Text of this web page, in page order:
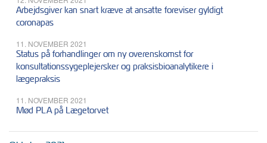
Arbejdsgiver kan snart kræve at ansatte foreviser gyldigt
coronapas
11. NOVEMBER 2021
Status på forhandlinger om ny overenskomst for
konsultationssygeplejersker og praksisbioanalytikere i
lægepraksis
11. NOVEMBER 2021
Mød PLA på Lægetorvet